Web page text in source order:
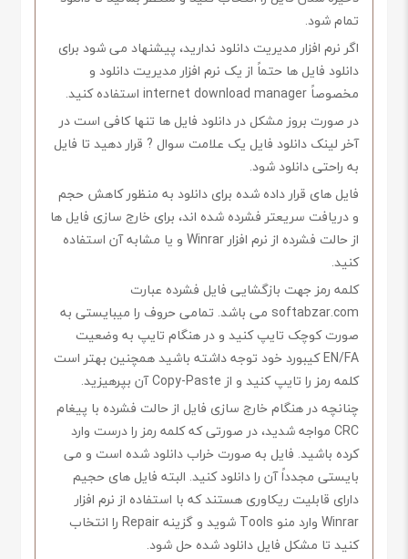
تمام شود.
اگر نرم افزار مدیریت دانلود ندارید، پیشنهاد می شود برای
دانلود فایل ها حتماً از یک نرم افزار مدیریت دانلود و
مخصوصاً internet download manager استفاده کنید.
در صورت بروز مشکل در دانلود فایل ها تنها کافی است در
آخر لینک دانلود فایل یک علامت سوال ? قرار دهید تا فایل
به راحتی دانلود شود.
فایل های قرار داده شده برای دانلود به منظور کاهش حجم
و دریافت سریعتر فشرده شده اند، برای خارج سازی فایل ها
از حالت فشرده از نرم افزار Winrar و یا مشابه آن استفاده
کنید.
کلمه رمز جهت بازگشایی فایل فشرده عبارت
softabzar.com می باشد. تمامی حروف را میبایستی به
صورت کوچک تایپ کنید و در هنگام تایپ به وضعیت
EN/FA کیبورد خود توجه داشته باشید همچنین بهتر است
کلمه رمز را تایپ کنید و از Copy-Paste آن بپرهیزید.
چنانچه در هنگام خارج سازی فایل از حالت فشرده با پیغام
CRC مواجه شدید، در صورتی که کلمه رمز را درست وارد
کرده باشید. فایل به صورت خراب دانلود شده است و می
بایستی مجدداً آن را دانلود کنید. البته فایل های حجیم
دارای قابلیت ریکاوری هستند که با استفاده از نرم افزار
Winrar وارد منو Tools شوید و گزینه Repair را انتخاب
کنید تا مشکل فایل دانلود شده حل شود.